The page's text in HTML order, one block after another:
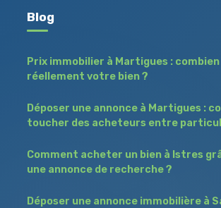
Blog
Prix immobilier à Martigues :
réellement votre bien ?
Déposer une annonce à Martigues :
toucher des acheteurs entre
Comment acheter un bien à Istres
une annonce de recherche ?
Déposer une annonce immobilière à